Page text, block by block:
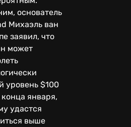
основатель
Михаэль ван
заявил, что
может
уровень $100
января,
удастся
выше